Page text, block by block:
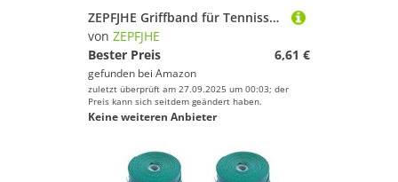
ZEPFJHE Griffband für Tennisschläger, Badminton-Griff, saugfähig, Tennis-Schweißband, Badmintonschläger
von ZEPFJHE
Bester Preis
6,61 €
gefunden bei Amazon
zuletzt überprüft am 27.09.2025 um 00:03; der
Preis kann sich seitdem geändert haben.
Keine weiteren Anbieter